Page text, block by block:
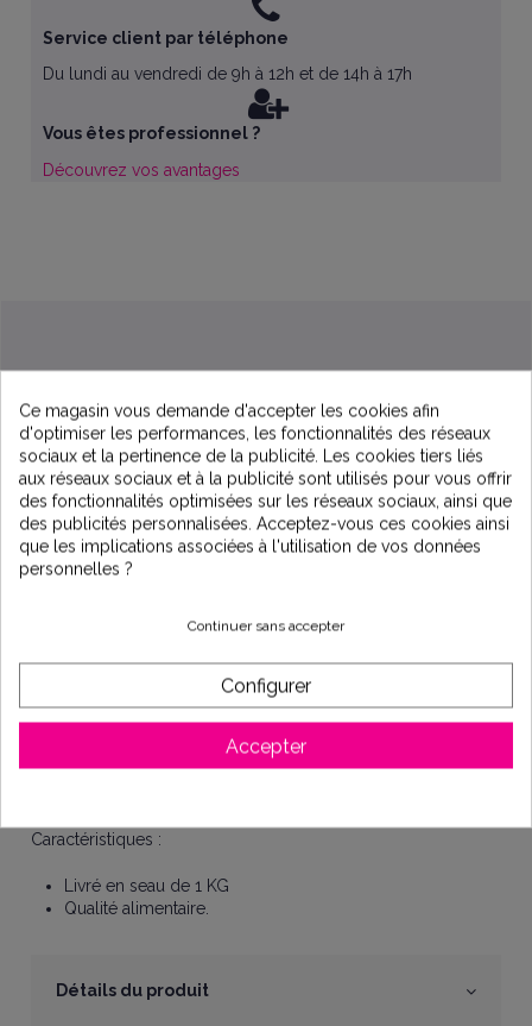
Service client par téléphone
Du lundi au vendredi de 9h à 12h et de 14h à 17h
Vous êtes professionnel ?
Découvrez vos avantages
Description
Pour optimiser le rendement, vous pouvez remplacer
Les cristaux de polyphosphates de sodium inhibent
chimiquement la formation de tartre.
Caractéristiques :
Livré en seau de 1 KG
Qualité alimentaire.
Détails du produit
Ce magasin vous demande d'accepter les cookies afin
d'optimiser les performances, les fonctionnalités des réseaux
sociaux et la pertinence de la publicité. Les cookies tiers liés
aux réseaux sociaux et à la publicité sont utilisés pour vous offrir
des fonctionnalités optimisées sur les réseaux sociaux, ainsi que
des publicités personnalisées. Acceptez-vous ces cookies ainsi
que les implications associées à l'utilisation de vos données
personnelles ?
Continuer sans accepter
Configurer
Accepter